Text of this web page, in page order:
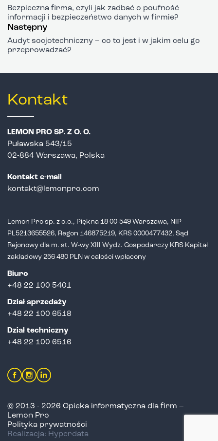
Bezpieczna firma, czyli jak zadbać o poufność
informacji i bezpieczeństwo danych w firmie?
Następny
Audyt socjotechniczny – co to jest i w jakim celu go
przeprowadzać?
Kontakt
LEMON PRO SP. Z O. O.
Puławska 543/15
02-884 Warszawa, Polska
Kontakt e-mail
kontakt@lemonpro.com
Lemon Pro sp. z o.o., Piękna 18 00-549 Warszawa, NIP
PL5213655526, Regon 146875219, KRS 0000477432, Sąd
Rejonowy dla m. st. W-wy XIII Wydz. Gospodarczy KRS Kapitał
zakładowy 256 480 PLN w całości wpłacony
Biuro
+48 22 100 5401
Dział sprzedaży
+48 22 100 6518
Dział techniczny
+48 22 100 6516
© 2013 - 2026 Opieka informatyczna dla firm –
Lemon Pro
Polityka prywatności
Realizacja: Hyperdata